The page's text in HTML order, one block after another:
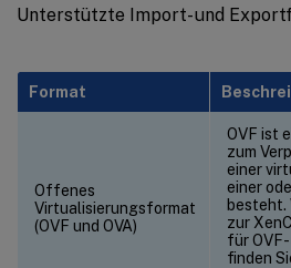
Unterstützte Import- und
Format
Offenes
Virtualisierungsformat
(OVF und OVA)
OVF ist
zum
einer
einer
besteht.
zur
für
finden